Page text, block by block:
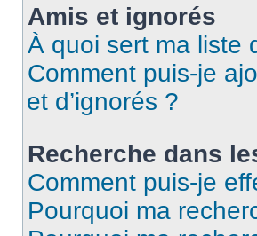
Amis et ignorés
À quoi sert ma liste
Comment puis-je
et d’ignorés ?
Recherche dans
Comment puis-je
Pourquoi ma